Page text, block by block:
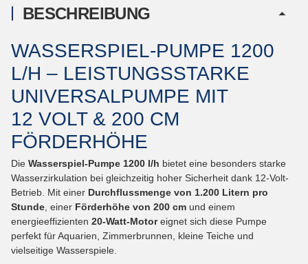
BESCHREIBUNG
WASSERSPIEL-PUMPE 1200
L/H – LEISTUNGSSTARKE
UNIVERSALPUMPE MIT
12 VOLT & 200 CM
FÖRDERHÖHE
Die Wasserspiel-Pumpe 1200 l/h bietet eine besonders starke
Wasserzirkulation bei gleichzeitig hoher Sicherheit dank 12-Volt-
Betrieb. Mit einer Durchflussmenge von 1.200 Litern pro
Stunde , einer Förderhöhe von 200 cm und einem
energieeffizienten 20-Watt-Motoreignet sich diese Pumpe
perfekt für Aquarien, Zimmerbrunnen, kleine Teiche und
vielseitige Wasserspiele.